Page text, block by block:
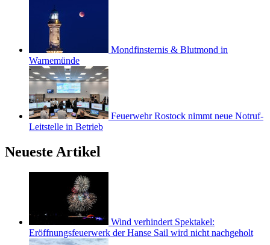
Mondfinsternis & Blutmond in
Warnemünde
Feuerwehr Rostock nimmt neue Notruf-
Leitstelle in Betrieb
Neueste Artikel
Wind verhindert Spektakel:
Eröffnungsfeuerwerk der Hanse Sail wird nicht nachgeholt